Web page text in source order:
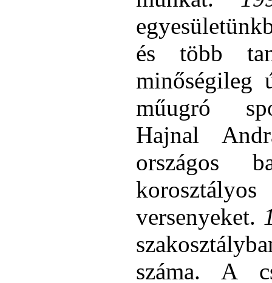
és több
minőségileg
műugró
Hajnal
országos
versenyeket.
száma. A